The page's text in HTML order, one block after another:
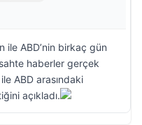
ile ABD’nin birkaç gün
haberler gerçek
ABD arasındaki
açıkladı.